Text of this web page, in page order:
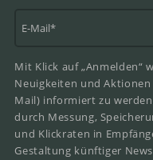
Mit Klick auf „Anmelden“
Neuigkeiten und
Mail) informiert zu
durch Messung,
und Klickraten in
Gestaltung künftiger